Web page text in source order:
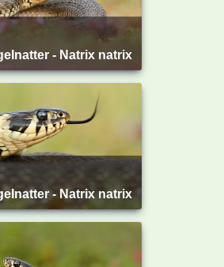
- Natrix natrix
- Natrix natrix